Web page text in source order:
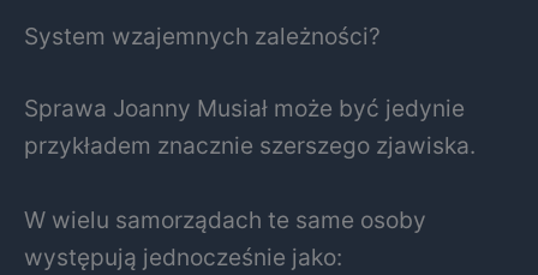
System wzajemnych zależności?
Sprawa Joanny Musiał może być jedynie
przykładem znacznie szerszego zjawiska.
W wielu samorządach te same osoby
występują jednocześnie jako: